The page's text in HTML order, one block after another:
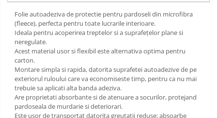
Incaltaminte ESD
Pantofi fara protectie
Protectie chimica
Saboti
Manecute
Manusi fibre speciale
Manusi fibre speciale impregnate
Folie autoadeziva de protectie pentru pardoseli din microfibra
(fleece), perfecta pentru toate lucrarile interioare.
Ideala pentru acoperirea treptelor si a suprafețelor plane si
neregulate.
Acest material usor si flexibil este alternativa optima pentru
carton.
Montare simpla si rapida, datorita suprafetei autoadezive de pe
exteriorul ruloului care va economiseste timp, pentru ca nu mai
trebuie sa aplicati alta banda adeziva.
Are proprietati absorbante si de atenuare a socurilor, protejand
pardoseala de murdarie si deteriorari.
Este usor de transportat datorita greutatii reduse; absoarbe